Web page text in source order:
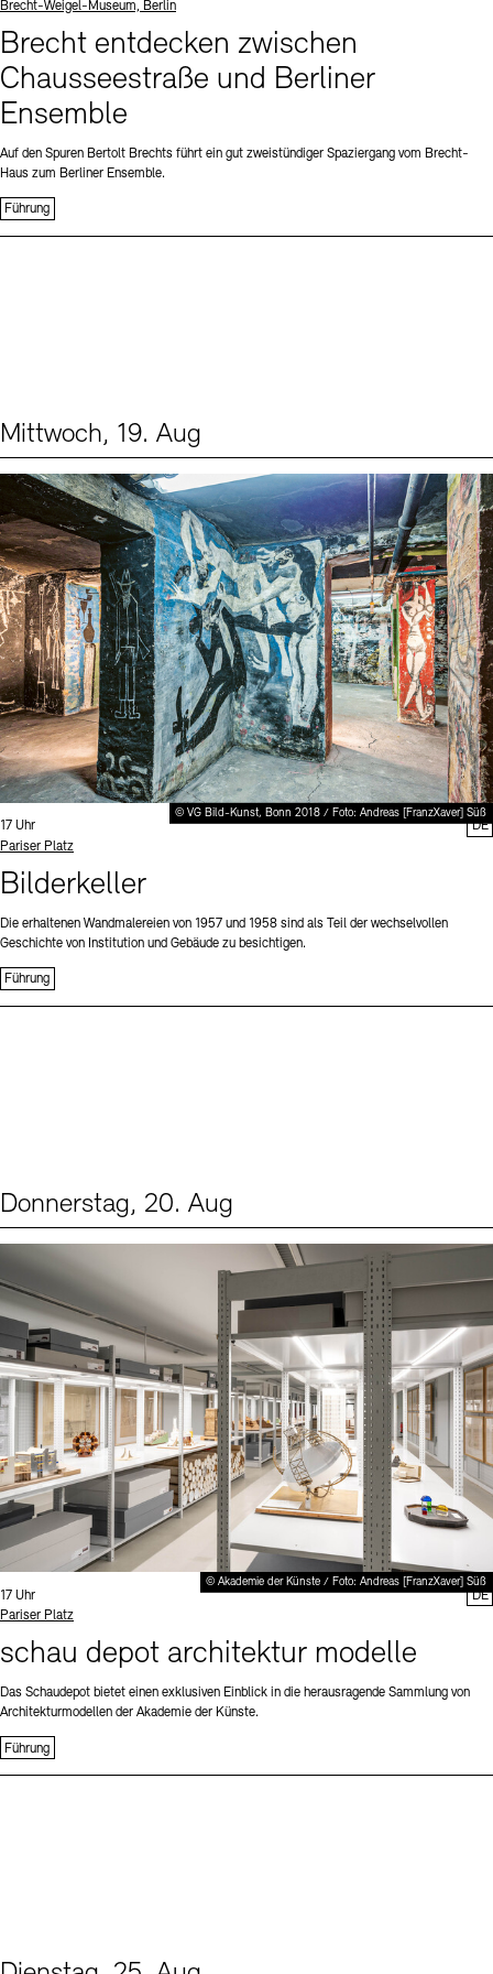
Standort
Brecht-Weigel-Museum, Berlin
Brecht entdecken zwischen
Chausseestraße und Berliner
Ensemble
Auf den Spuren Bertolt Brechts führt ein gut zweistündiger Spaziergang vom Brecht-
Haus zum Berliner Ensemble.
Führung
Mittwoch, 19. Aug
© VG Bild-Kunst, Bonn 2018 / Foto: Andreas [FranzXaver] Süß
Uhrzeit:
17 Uhr
Standort
Pariser Platz
Bilderkeller
Die erhaltenen Wandmalereien von 1957 und 1958 sind als Teil der wechselvollen
Geschichte von Institution und Gebäude zu besichtigen.
Führung
DE
Donnerstag, 20. Aug
© Akademie der Künste / Foto: Andreas [FranzXaver] Süß
Uhrzeit:
17 Uhr
Standort
Pariser Platz
schau depot architektur modelle
Das Schaudepot bietet einen exklusiven Einblick in die herausragende Sammlung von
Architekturmodellen der Akademie der Künste.
Führung
DE